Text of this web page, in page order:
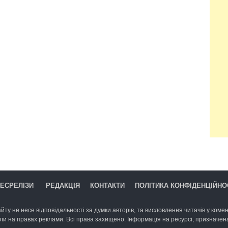
РЕДАКЦІЯ КОНТАКТИ ПОЛІТИКА
не несе відповідальності за думки авторів, та висловлення читачів у
на правах реклами. Всі права захищено. Інформація на ресурсі,